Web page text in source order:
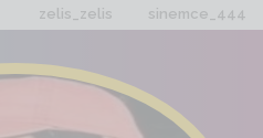
zelis_zelis